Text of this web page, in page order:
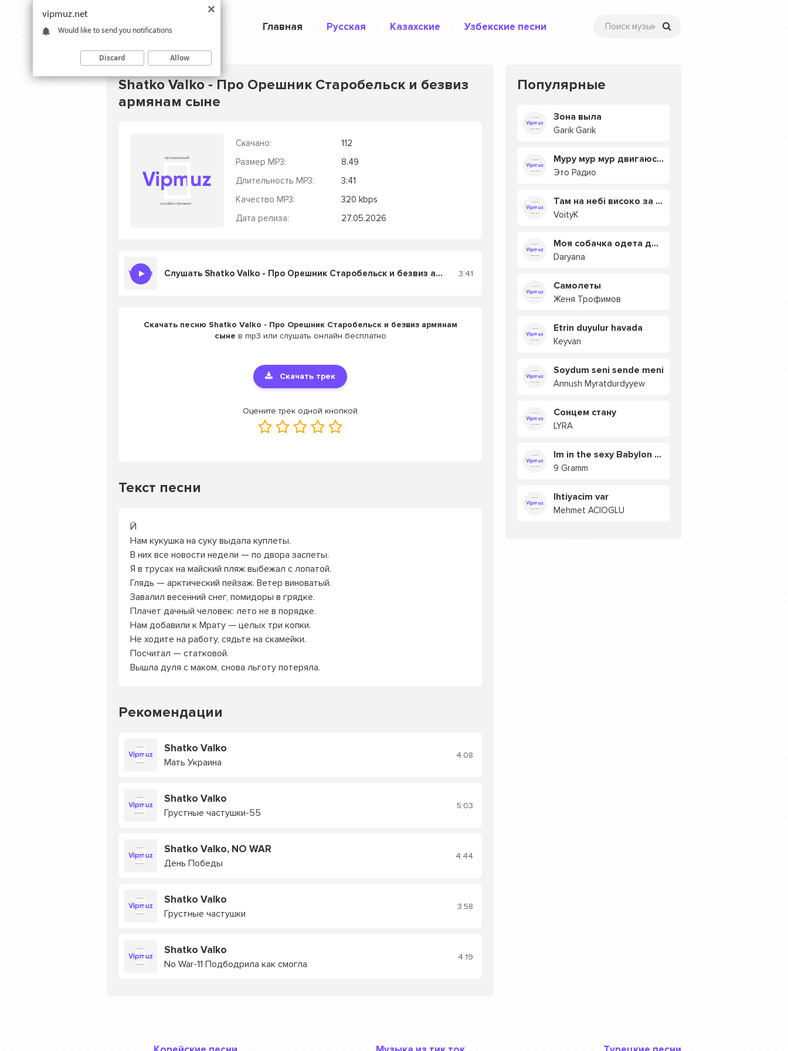
Главная Русская Казахские Узбекские песни
Shatko Valko - Про Орешник Старобельск и безвиз
армянам сыне
Скачано:
112
Размер MP3:
8.49
Длительность MP3:
3:41
Качество MP3:
320 kbps
Дата релиза:
27.05.2026
Слушать Shatko Valko - Про Орешник Старобельск и безвиз армянам сыне 3:41
Скачать песню Shatko Valko - Про Орешник Старобельск и безвиз армянам
сыне в mp3 или слушать онлайн бесплатно
Скачать трек
Оцените трек одной кнопкой
Текст песни
Й
Нам кукушка на суку выдала куплеты.
В них все новости недели — по двора заспеты.
Я в трусах на майский пляж выбежал с лопатой.
Глядь — арктический пейзаж. Ветер виноватый.
Завалил весенний снег, помидоры в грядке.
Плачет дачный человек: лето не в порядке.
Нам добавили к Мрату — целых три копки.
Не ходите на работу, сядьте на скамейки.
Посчитал — статковой.
Вышла дуля с маком, снова льготу потеряла.
Рекомендации
Shatko Valko
Мать Украина
4:08
Shatko Valko
Грустные частушки-55
5:03
Shatko Valko, NO WAR
День Победы
4:44
Shatko Valko
Грустные частушки
3:58
Shatko Valko
No War-11 Подбодрила как смогла
4:19
Популярные
Зона выла
Garik Garik
Муру мур мур двигаюсь на мурмулях
Это Радио
Там на небі високо за хмарами
VoityK
Моя собачка одета дороже тебя
Daryana
Самолеты
Женя Трофимов
Etrin duyulur havada
Keyvan
Soydum seni sende meni
Annush Myratdurdyyew
Сонцем стану
LYRA
Im in the sexy Babylon БУЯ
9 Gramm
Ihtiyacim var
Mehmet ACIOGLU
vipmuz.net
Would like to send you notifications
Discard Allow